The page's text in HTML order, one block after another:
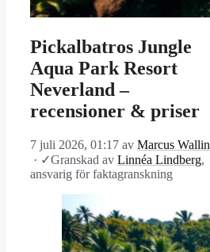
Pickalbatros Jungle
Aqua Park Resort
Neverland –
recensioner & priser
7 juli 2026, 01:17 av Marcus Wallin
· ✓Granskad av Linnéa Lindberg,
ansvarig för faktagranskning